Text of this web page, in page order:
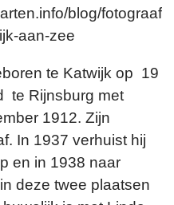
blog/fotograaf-
aan-zee
te Katwijk op 19
te Rijnsburg met
1912. Zijn
In 1937 verhuist hij
en in 1938 naar
deze twee plaatsen